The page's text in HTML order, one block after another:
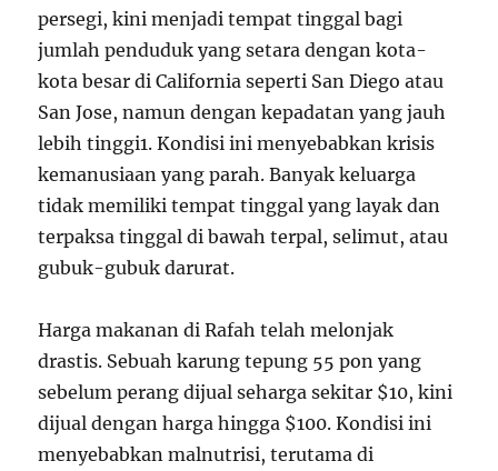
persegi, kini menjadi tempat tinggal bagi
jumlah penduduk yang setara dengan kota-
kota besar di California seperti San Diego atau
San Jose, namun dengan kepadatan yang jauh
lebih tinggi1. Kondisi ini menyebabkan krisis
kemanusiaan yang parah. Banyak keluarga
tidak memiliki tempat tinggal yang layak dan
terpaksa tinggal di bawah terpal, selimut, atau
gubuk-gubuk darurat.
Harga makanan di Rafah telah melonjak
drastis. Sebuah karung tepung 55 pon yang
sebelum perang dijual seharga sekitar $10, kini
dijual dengan harga hingga $100. Kondisi ini
menyebabkan malnutrisi, terutama di